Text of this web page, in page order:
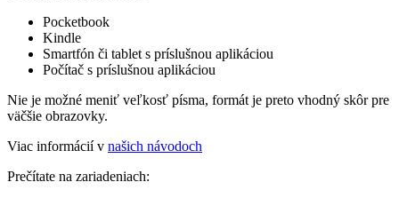
Pocketbook
Kindle
Smartfón či tablet s príslušnou aplikáciou
Počítač s príslušnou aplikáciou
Nie je možné meniť veľkosť písma, formát je preto vhodný skôr pre
väčšie obrazovky.
Viac informácií v našich návodoch
Prečítate na zariadeniach: